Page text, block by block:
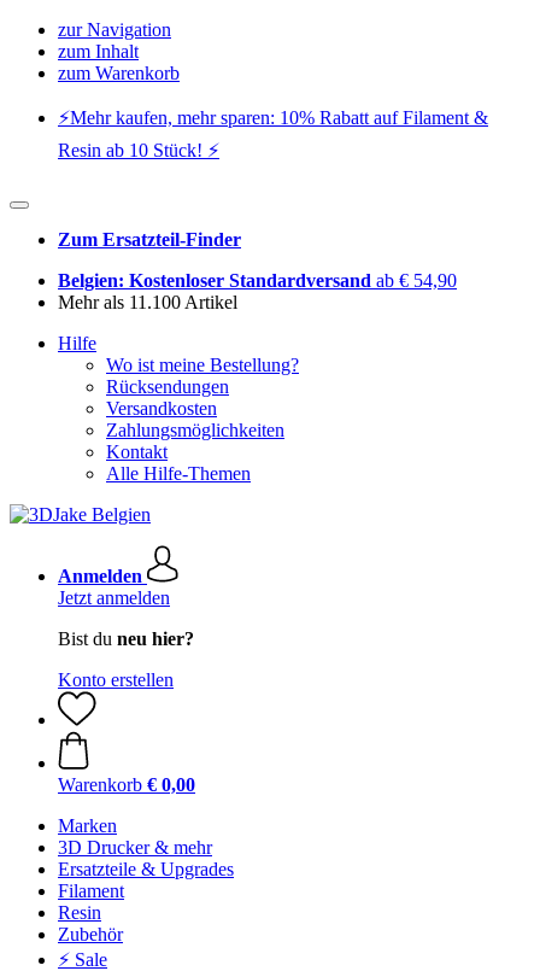
zur Navigation
zum Inhalt
zum Warenkorb
⚡️Mehr kaufen, mehr sparen: 10% Rabatt auf Filament &
Resin ab 10 Stück! ⚡️
Zum Ersatzteil-Finder
Belgien: Kostenloser Standardversand ab € 54,90
Mehr als 11.100 Artikel
Hilfe
Wo ist meine Bestellung?
Rücksendungen
Versandkosten
Zahlungsmöglichkeiten
Kontakt
Alle Hilfe-Themen
Anmelden
Jetzt anmelden
Bist du neu hier?
Konto erstellen
Warenkorb € 0,00
Marken
3D Drucker & mehr
Ersatzteile & Upgrades
Filament
Resin
Zubehör
⚡ Sale